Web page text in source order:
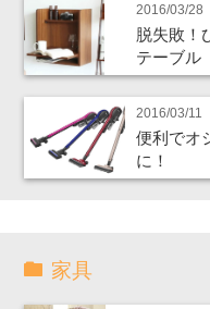
2016/03/28
脱失敗！
テーブル
2016/03/11
便利でオ
に！
家具